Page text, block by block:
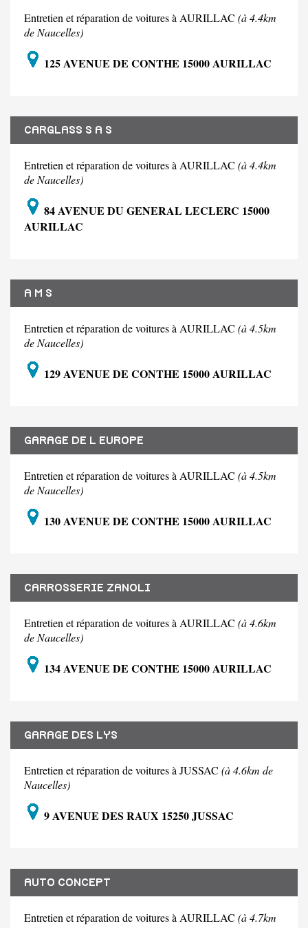
Entretien et réparation de voitures à AURILLAC (à 4.4km
de Naucelles)
125 AVENUE DE CONTHE 15000 AURILLAC
CARGLASS S A S
Entretien et réparation de voitures à AURILLAC (à 4.4km
de Naucelles)
84 AVENUE DU GENERAL LECLERC 15000
AURILLAC
A M S
Entretien et réparation de voitures à AURILLAC (à 4.5km
de Naucelles)
129 AVENUE DE CONTHE 15000 AURILLAC
GARAGE DE L EUROPE
Entretien et réparation de voitures à AURILLAC (à 4.5km
de Naucelles)
130 AVENUE DE CONTHE 15000 AURILLAC
CARROSSERIE ZANOLI
Entretien et réparation de voitures à AURILLAC (à 4.6km
de Naucelles)
134 AVENUE DE CONTHE 15000 AURILLAC
GARAGE DES LYS
Entretien et réparation de voitures à JUSSAC (à 4.6km de
Naucelles)
9 AVENUE DES RAUX 15250 JUSSAC
AUTO CONCEPT
Entretien et réparation de voitures à AURILLAC (à 4.7km